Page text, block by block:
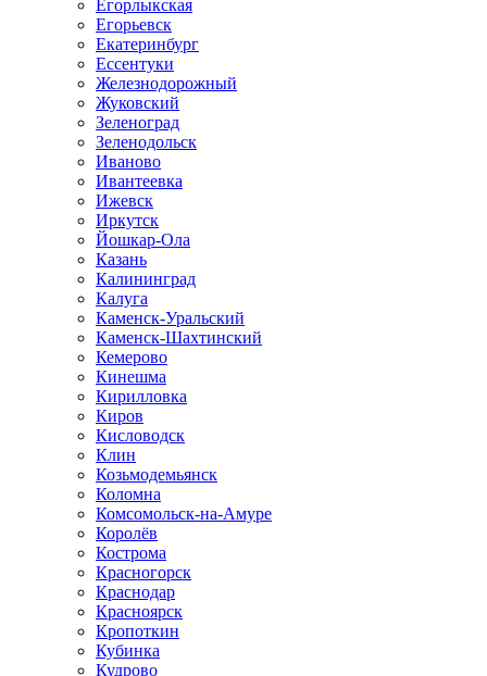
Егорлыкская
Егорьевск
Екатеринбург
Ессентуки
Железнодорожный
Жуковский
Зеленоград
Зеленодольск
Иваново
Ивантеевка
Ижевск
Иркутск
Йошкар-Ола
Казань
Калининград
Калуга
Каменск-Уральский
Каменск-Шахтинский
Кемерово
Кинешма
Кирилловка
Киров
Кисловодск
Клин
Козьмодемьянск
Коломна
Комсомольск-на-Амуре
Королёв
Кострома
Красногорск
Краснодар
Красноярск
Кропоткин
Кубинка
Кудрово